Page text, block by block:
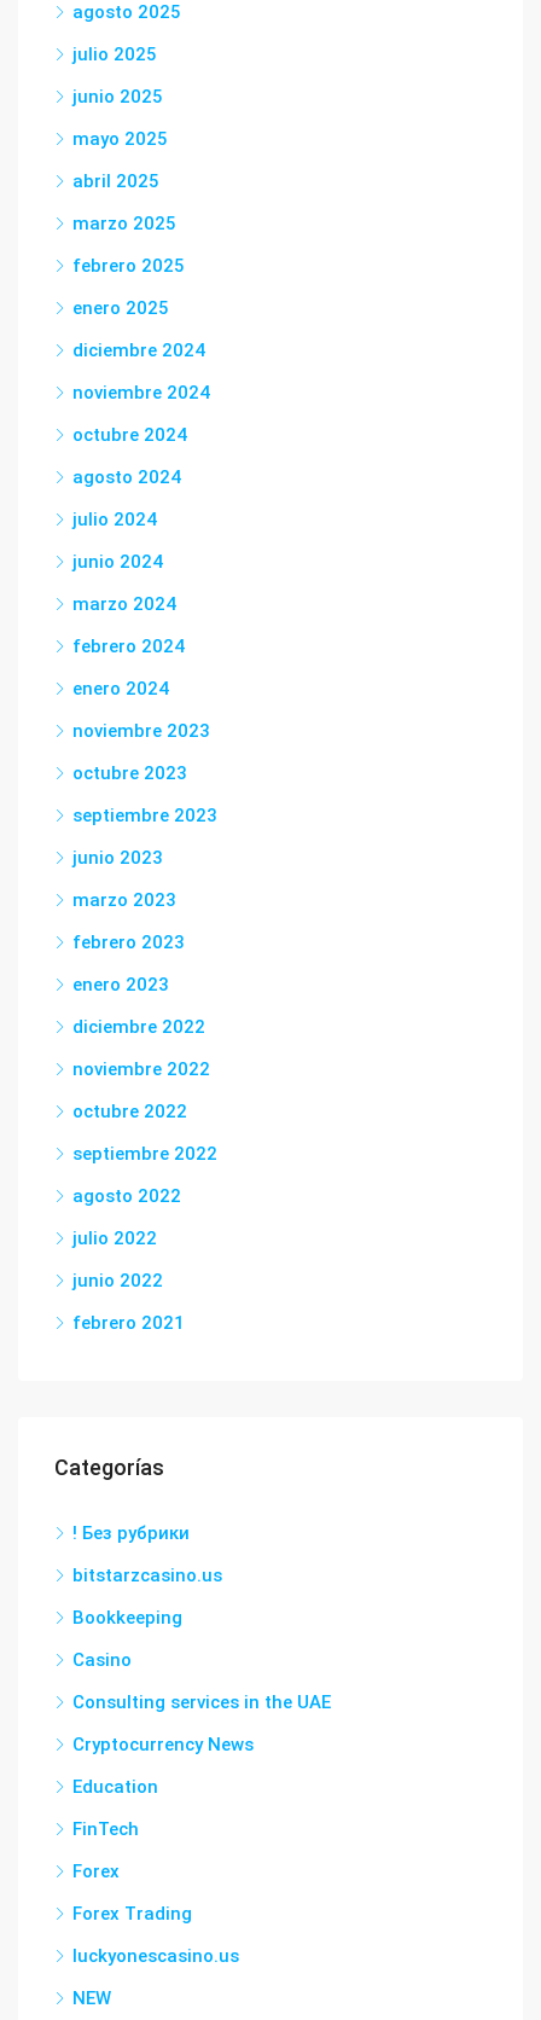
agosto 2025
julio 2025
junio 2025
mayo 2025
abril 2025
marzo 2025
febrero 2025
enero 2025
diciembre 2024
noviembre 2024
octubre 2024
agosto 2024
julio 2024
junio 2024
marzo 2024
febrero 2024
enero 2024
noviembre 2023
octubre 2023
septiembre 2023
junio 2023
marzo 2023
febrero 2023
enero 2023
diciembre 2022
noviembre 2022
octubre 2022
septiembre 2022
agosto 2022
julio 2022
junio 2022
febrero 2021
Categorías
! Без рубрики
bitstarzcasino.us
Bookkeeping
Casino
Consulting services in the UAE
Cryptocurrency News
Education
FinTech
Forex
Forex Trading
luckyonescasino.us
NEW